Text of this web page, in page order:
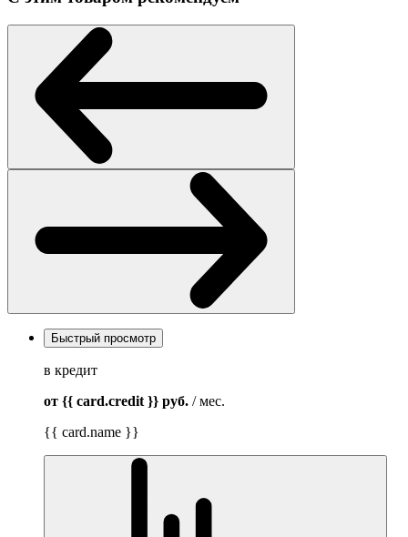
Быстрый просмотр
в кредит
от {{ card.credit }} руб. / мес.
{{ card.name }}